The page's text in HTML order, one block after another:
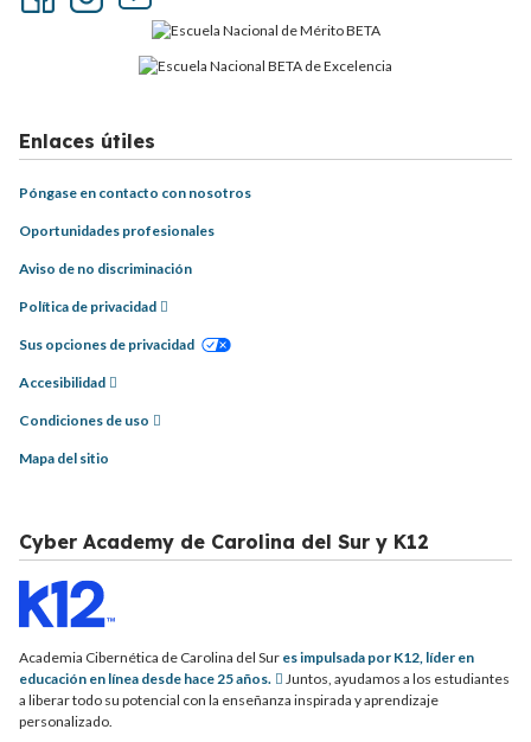
Enlaces útiles
Póngase en contacto con nosotros
Oportunidades profesionales
Aviso de no discriminación
Política de privacidad
Sus opciones de privacidad
Accesibilidad
Condiciones de uso
Mapa del sitio
Cyber Academy de Carolina del Sur y K12
Academia Cibernética de Carolina del Sur es impulsada por K12, líder en
educación en línea desde hace 25 años.
Juntos, ayudamos a los estudiantes
a liberar todo su potencial con la enseñanza inspirada y aprendizaje
personalizado.